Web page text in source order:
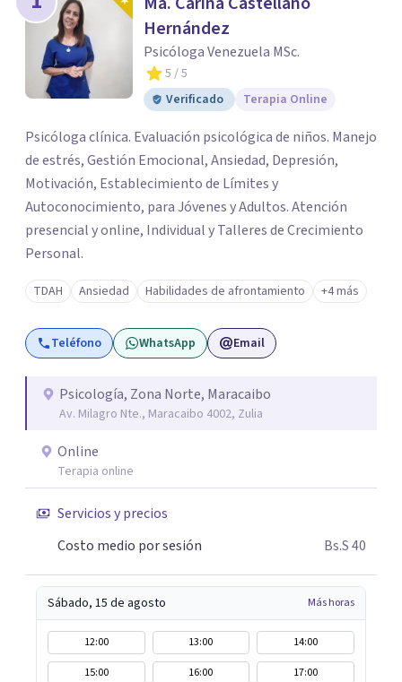
Hernández
Psicóloga Venezuela MSc.
5 / 5
Verificado
Terapia Online
Psicóloga clínica. Evaluación psicológica de niños. Manejo
de estrés, Gestión Emocional, Ansiedad, Depresión,
Motivación, Establecimiento de Límites y
Autoconocimiento, para Jóvenes y Adultos. Atención
presencial y online, Individual y Talleres de Crecimiento
Personal.
TDAH Ansiedad Habilidades de afrontamiento +4 más
Teléfono WhatsApp Email
Psicología, Zona Norte, Maracaibo
Av. Milagro Nte., Maracaibo 4002, Zulia
Online
Terapia online
Servicios y precios
Costo medio por sesión
Bs.S 40
Sábado, 15 de agosto Más horas
12:00 13:00
14:00
15:00
16:00 17:00